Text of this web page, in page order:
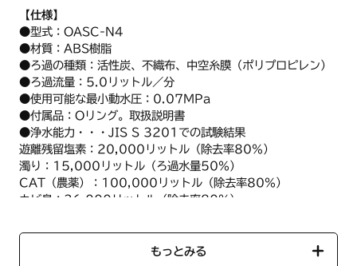
【仕様】
●型式：OASC-N4
●材質：ABS樹脂
●ろ過の種類：活性炭、不織布、中空糸膜（ポリプロピレン）
●ろ過流量：5.0リットル／分
●使用可能な最小動水圧：0.07MPa
●付属品：Oリング。取扱説明書
●浄水能力・・・JIS S 3201での試験結果
遊離残留塩素：20,000リットル（除去率80%）
濁り：15,000リットル（ろ過水量50%）
CAT（農薬）：100,000リットル（除去率80%）
カビ臭：36,000リットル（除去率80%）
●製造元：株式会社キッツマイクロフィルター
もっとみる